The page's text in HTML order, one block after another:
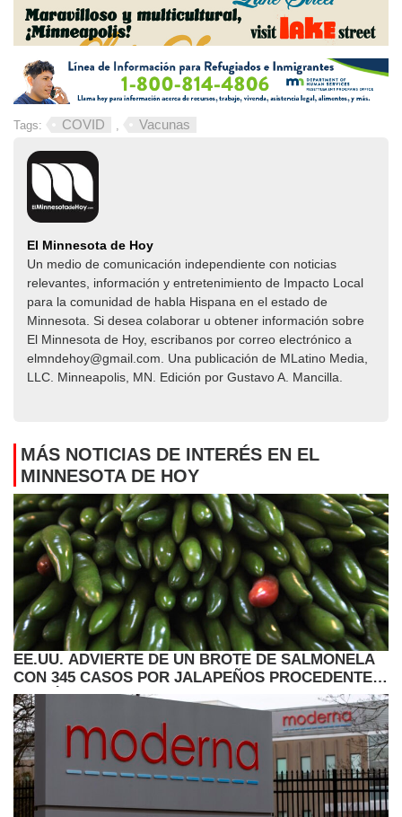
Tags: COVID , Vacunas
El Minnesota de Hoy
Un medio de comunicación independiente con noticias
relevantes, información y entretenimiento de Impacto Local​​
para la comunidad de habla Hispana en el estado de
Minnesota. Si desea colaborar u obtener información sobre
El Minnesota de Hoy, escribanos por correo electrónico a
elmndehoy@gmail.com. Una publicación de MLatino Media,
LLC. Minneapolis, MN. Edición por Gustavo A. Mancilla.
MÁS NOTICIAS DE INTERÉS EN EL
MINNESOTA DE HOY
EE.UU. ADVIERTE DE UN BROTE DE SALMONELA
CON 345 CASOS POR JALAPEÑOS PROCEDENTES
DE MÉXICO